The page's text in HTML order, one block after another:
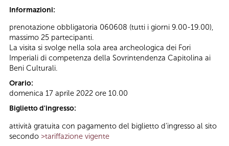
Informazioni:
prenotazione obbligatoria 060608 (tutti i giorni 9.00-19.00),
massimo 25 partecipanti.
La visita si svolge nella sola area archeologica dei Fori
Imperiali di competenza della Sovrintendenza Capitolina ai
Beni Culturali.
Orario:
domenica 17 aprile 2022 ore 10.00
Biglietto d'ingresso:
attività gratuita con pagamento del biglietto d’ingresso al sito
secondo >tariffazione vigente